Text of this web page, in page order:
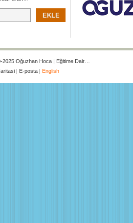
Oğuzhan Hoca | Eğitime Dair…
| E-posta | English